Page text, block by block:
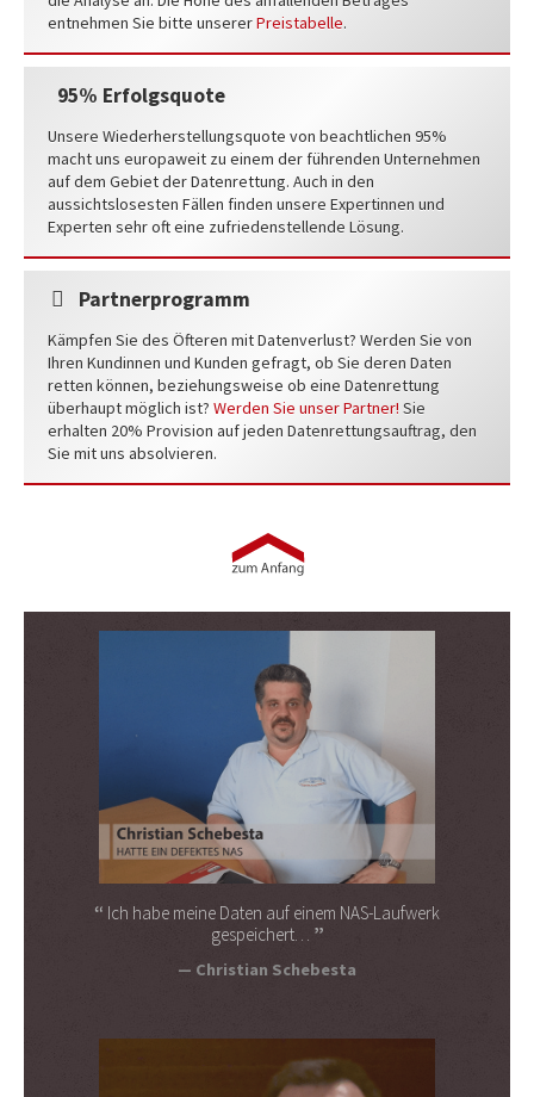
entnehmen Sie bitte unsererPreistabelle.
95% Erfolgsquote
Unsere Wiederherstellungsquote von beachtlichen 95%
macht uns europaweit zu einem der führenden Unternehmen
auf dem Gebiet der Datenrettung. Auch in den
aussichtslosesten Fällen finden unsere Expertinnen und
Experten sehr oft eine zufriedenstellende Lösung.
Partnerprogramm
Kämpfen Sie des Öfteren mit Datenverlust? Werden Sie von
Ihren Kundinnen und Kunden gefragt, ob Sie deren Daten
retten können, beziehungsweise ob eine Datenrettung
überhaupt möglich ist? Werden Sie unser Partner! Sie
erhalten 20% Provision auf jeden Datenrettungsauftrag, den
Sie mit uns absolvieren.
Ich habe meine Daten auf einem NAS-Laufwerk
gespeichert…
Christian Schebesta